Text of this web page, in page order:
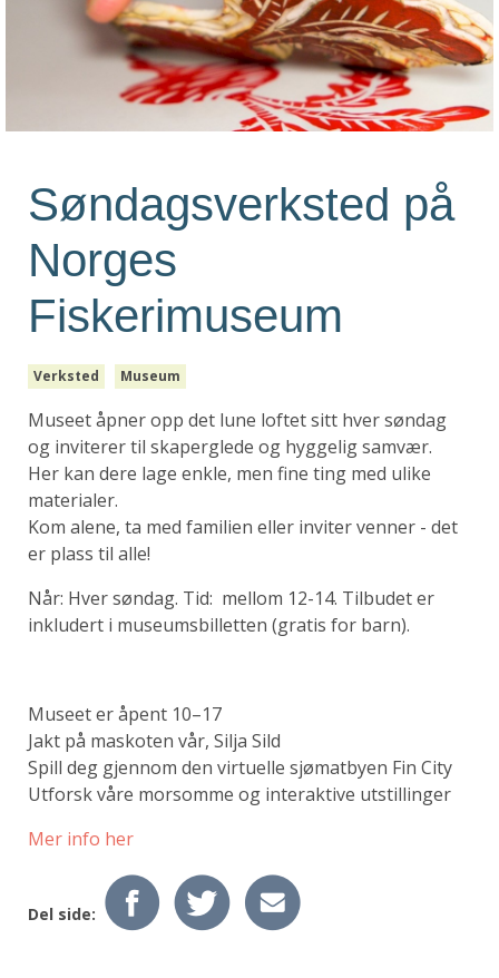
Søndagsverksted på
Norges
Fiskerimuseum
Verksted Museum
Museet åpner opp det lune loftet sitt hver søndag
og inviterer til skaperglede og hyggelig samvær.
Her kan dere lage enkle, men fine ting med ulike
materialer.
Kom alene, ta med familien eller inviter venner - det
er plass til alle!
Når: Hver søndag. Tid: mellom 12-14. Tilbudet er
inkludert i museumsbilletten (gratis for barn).
Museet er åpent 10–17
Jakt på maskoten vår, Silja Sild
Spill deg gjennom den virtuelle sjømatbyen Fin City
Utforsk våre morsomme og interaktive utstillinger
Mer info her
Del side: